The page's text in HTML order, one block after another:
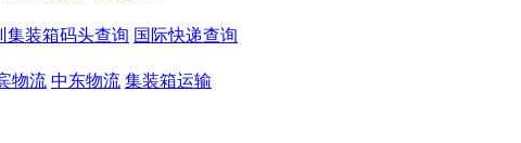
集装箱码头查询 国际快递查询
物流 中东物流 集装箱运输